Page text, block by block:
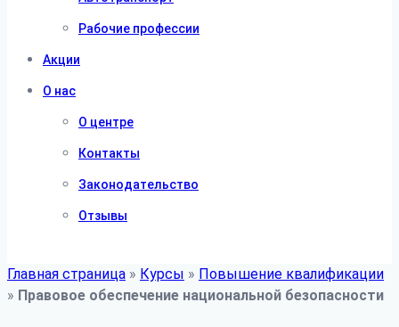
Рабочие профессии
Акции
О нас
О центре
Контакты
Законодательство
Отзывы
Главная страница » Курсы » Повышение квалификации
» Правовое обеспечение национальной безопасности